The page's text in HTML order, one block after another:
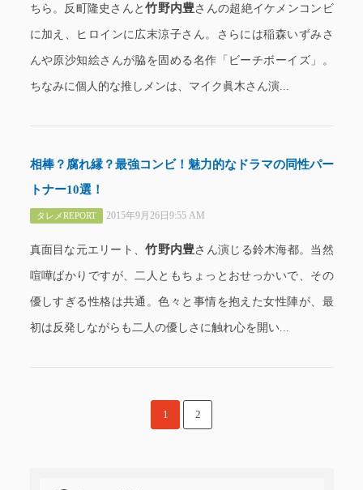
ちら。反町隆史さんと竹野内豊さんの超絶イケメンコンビ
に加え、ヒロインに広末涼子さん。さらには稲森いずみさ
んや原沙知絵さんが脇を固める名作「ビーチボーイズ」。
ちなみに個人的な推しメンは、マイク眞木さん演...
相棒？腐れ縁？最強コンビ！魅力的なドラマの同性パー
トナー10選！
タレメREPORT 2015年9月26日9:55 AM
真面目な元エリート、竹野内豊さん演じる鈴木海都。当然
喧嘩ばかりですが、二人ともちょっとおせっかいで、その
優しすぎる性格は共通。色々と事情を抱えた女性陣が、最
初は反発しながらも二人の優しさに触れ心を開い...
1 2